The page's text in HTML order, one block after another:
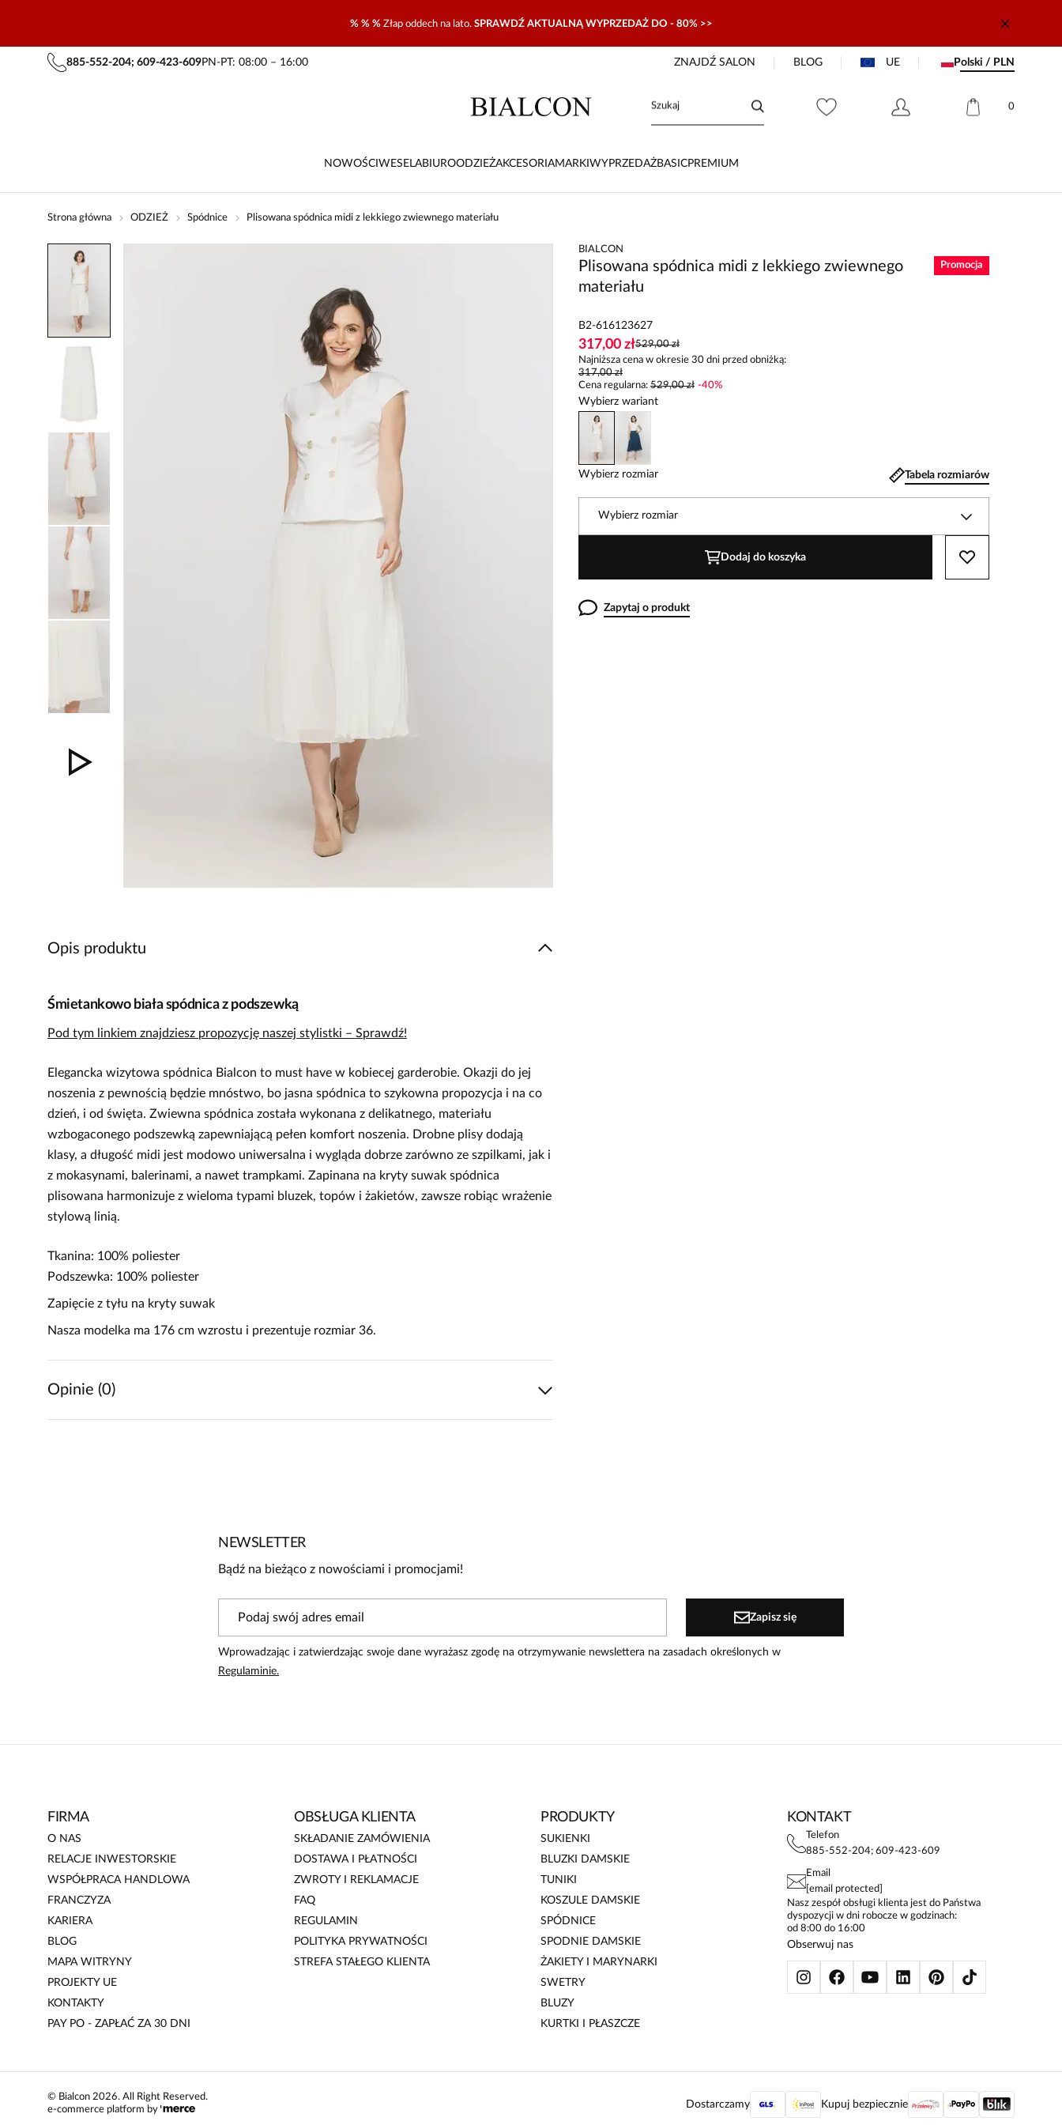
% % % Złap oddech na lato. SPRAWDŹ AKTUALNĄ WYPRZEDAŻ DO - 80% >>
885-552-204; 609-423-609PN-PT: 08:00 – 16:00 ZNAJDŹ SALON BLOG UE Polski / PLN
0
NOWOŚCI WESELABIUROODZIEŻAKCESORIAMARKI WYPRZEDAŻBASICPREMIUM
Strona główna ODZIEŻ Spódnice Plisowana spódnica midi z lekkiego zwiewnego materiału
BIALCON
Plisowana spódnica midi z lekkiego zwiewnego
materiału
Promocja
B2-616123627
317,00 zł529,00 zł
Najniższa cena w okresie 30 dni przed obniżką:
317,00 zł
Cena regularna: 529,00 zł -40%
Wybierz wariant
Wybierz rozmiar Tabela rozmiarów
Wybierz rozmiar
Dodaj do koszyka
Zapytaj o produkt
Opis produktu
Śmietankowo biała spódnica z podszewką
Pod tym linkiem znajdziesz propozycję naszej stylistki – Sprawdź!
Elegancka wizytowa spódnica Bialcon to must have w kobiecej garderobie. Okazji do jej
noszenia z pewnością będzie mnóstwo, bo jasna spódnica to szykowna propozycja i na co
dzień, i od święta. Zwiewna spódnica została wykonana z delikatnego, materiału
wzbogaconego podszewką zapewniającą pełen komfort noszenia. Drobne plisy dodają
klasy, a długość midi jest modowo uniwersalna i wygląda dobrze zarówno ze szpilkami, jak i
z mokasynami, balerinami, a nawet trampkami. Zapinana na kryty suwak spódnica
plisowana harmonizuje z wieloma typami bluzek, topów i żakietów, zawsze robiąc wrażenie
stylową linią.
Tkanina: 100% poliester
Podszewka: 100% poliester
Zapięcie z tyłu na kryty suwak
Nasza modelka ma 176 cm wzrostu i prezentuje rozmiar 36.
Opinie (0)
NEWSLETTER
Bądź na bieżąco z nowościami i promocjami!
Zapisz się
Wprowadzając i zatwierdzając swoje dane wyrażasz zgodę na otrzymywanie newslettera na zasadach określonych w
Regulaminie.
FIRMA
O NAS
RELACJE INWESTORSKIE
WSPÓŁPRACA HANDLOWA
FRANCZYZA
KARIERA
BLOG
MAPA WITRYNY
PROJEKTY UE
KONTAKTY
PAY PO - ZAPŁAĆ ZA 30 DNI
OBSŁUGA KLIENTA
SKŁADANIE ZAMÓWIENIA
DOSTAWA I PŁATNOŚCI
ZWROTY I REKLAMACJE
FAQ
REGULAMIN
POLITYKA PRYWATNOŚCI
STREFA STAŁEGO KLIENTA
PRODUKTY
SUKIENKI
BLUZKI DAMSKIE
TUNIKI
KOSZULE DAMSKIE
SPÓDNICE
SPODNIE DAMSKIE
ŻAKIETY I MARYNARKI
SWETRY
BLUZY
KURTKI I PŁASZCZE
KONTAKT
Telefon
885-552-204; 609-423-609
Email
[email protected]
Nasz zespół obsługi klienta jest do Państwa
dyspozycji w dni robocze w godzinach:
od 8:00 do 16:00
Obserwuj nas
© Bialcon 2026. All Right Reserved.
e-commerce platform by
Dostarczamy Kupuj bezpiecznie